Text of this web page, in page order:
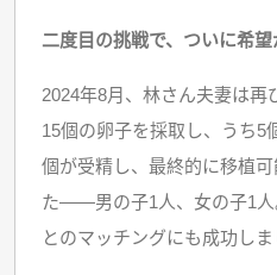
二度目の挑戦で、ついに希望
2024年8月、林さん夫妻は再
15個の卵子を採取し、うち5
個が受精し、最終的に移植
た——男の子1人、女の子1人
とのマッチングにも成功しま